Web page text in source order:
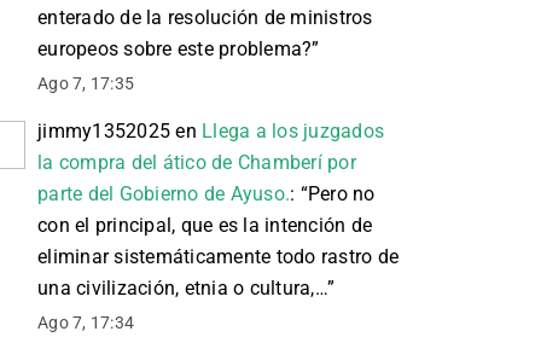
enterado de la resolución de ministros
europeos sobre este problema?”
Ago 7, 17:35
jimmy1352025 en Llega a los juzgados
la compra del ático de Chamberí por
parte del Gobierno de Ayuso.: “Pero no
con el principal, que es la intención de
eliminar sistemáticamente todo rastro de
una civilización, etnia o cultura,…”
Ago 7, 17:34